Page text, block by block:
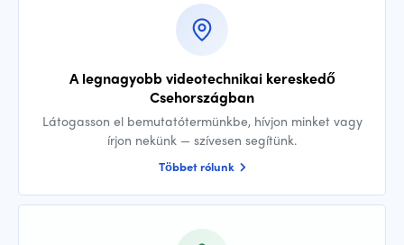
A legnagyobb videotechnikai kereskedő
Csehországban
Látogasson el bemutatótermünkbe, hívjon minket vagy
írjon nekünk — szívesen segítünk.
Többet rólunk